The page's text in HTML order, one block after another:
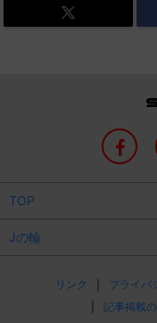
TOP
Jの輪
リンク プライバ
記事掲載